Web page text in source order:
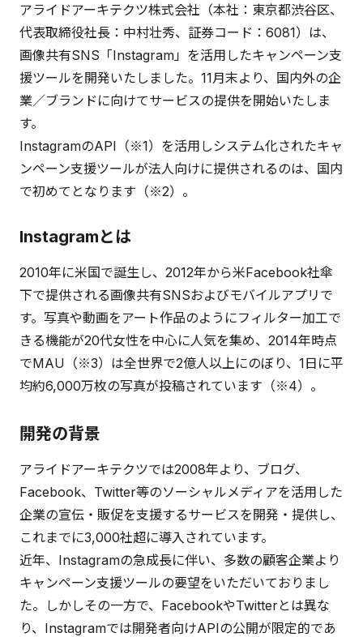
アライドアーキテクツ株式会社（本社：東京都渋谷区、
代表取締役社長：中村壮秀、証券コード：6081）は、
画像共有SNS「Instagram」を活用したキャンペーン支
援ツールを開発いたしました。11月末より、国内外の企
業／ブランドに向けてサービスの提供を開始いたしま
す。
InstagramのAPI（※1）を活用しシステム化されたキャ
ンペーン支援ツールが法人向けに提供されるのは、国内
で初めてとなります（※2）。
Instagramとは
2010年に米国で誕生し、2012年から米Facebook社傘
下で提供される画像共有SNSおよびモバイルアプリで
す。写真や動画をアート作品のようにフィルター加工で
きる機能が20代女性を中心に人気を集め、2014年時点
でMAU（※3）は全世界で2億人以上にのぼり、1日に平
均約6,000万枚の写真が投稿されています（※4）。
開発の背景
アライドアーキテクツでは2008年より、ブログ、
Facebook、Twitter等のソーシャルメディアを活用した
企業の宣伝・販促を支援するサービスを開発・提供し、
これまでに3,000社超に導入されています。
近年、Instagramの急成長に伴い、多数の顧客企業より
キャンペーン支援ツールの要望をいただいておりまし
た。しかしその一方で、FacebookやTwitterとは異な
り、Instagramでは開発者向けAPIの公開が限定的であ